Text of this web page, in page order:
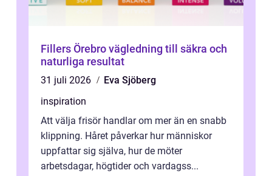
Fillers Örebro vägledning till säkra och
naturliga resultat
31 juli 2026
Eva Sjöberg
inspiration
Att välja frisör handlar om mer än en snabb
klippning. Håret påverkar hur människor
uppfattar sig själva, hur de möter
arbetsdagar, högtider och vardagss...